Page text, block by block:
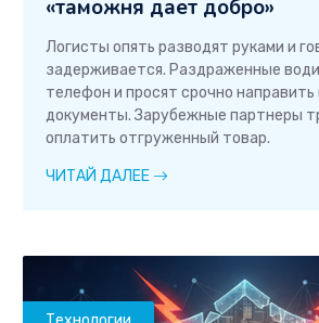
«таможня дает добро»
Логисты опять разводят руками и
задерживается. Раздраженные
телефон и просят срочно
документы. Зарубежные партнеры
оплатить отгруженный товар.
ЧИТАЙ ДАЛЕЕ